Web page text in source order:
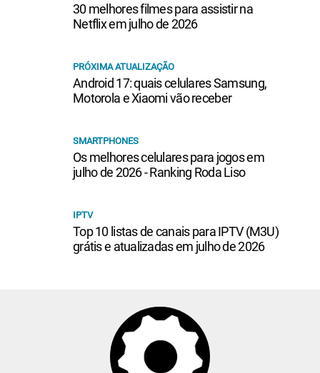
30 melhores filmes para assistir na
Netflix em julho de 2026
PRÓXIMA ATUALIZAÇÃO
Android 17: quais celulares Samsung,
Motorola e Xiaomi vão receber
SMARTPHONES
Os melhores celulares para jogos em
julho de 2026 - Ranking Roda Liso
IPTV
Top 10 listas de canais para IPTV (M3U)
grátis e atualizadas em julho de 2026